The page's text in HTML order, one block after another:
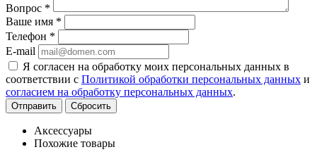
Вопрос *
Ваше имя *
Телефон *
E-mail
Я согласен на обработку моих персональных данных в
соответствии с Политикой обработки персональных данных и
согласием на обработку персональных данных.
Сбросить
Аксессуары
Похожие товары